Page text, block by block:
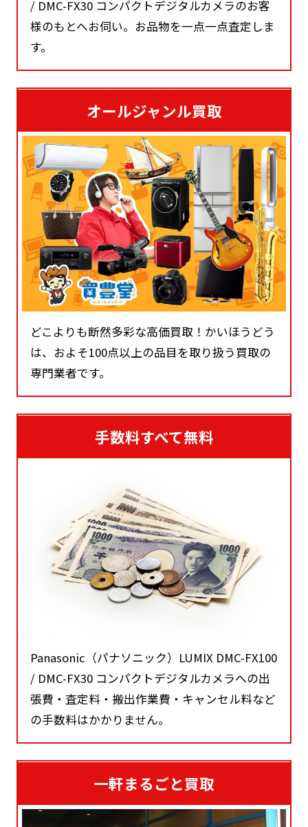
/ DMC-FX30 コンパクトデジタルカメラのお客
様のもとへお伺い。お品物を一点一点査定しま
す。
オールジャンル買取
どこよりも断然多彩な高価買取！かいほうどう
は、およそ100点以上の品目を取り扱う買取の
専門業者です。
手数料すべて無料
Panasonic（パナソニック）LUMIX DMC-FX100
/ DMC-FX30 コンパクトデジタルカメラへの出
張費・査定料・搬出作業費・キャンセル料など
の手数料はかかりません。
一軒まるごと買取